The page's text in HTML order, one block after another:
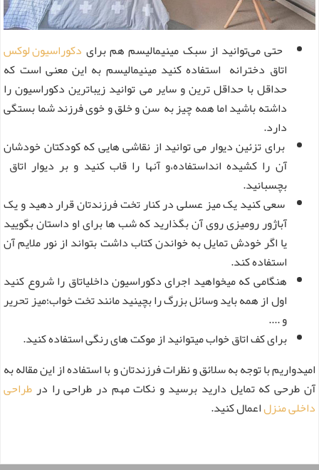
حتی می‌توانید از سبک مینیمالیسم هم برای دکوراسیون لوکس
اتاق دخترانه استفاده کنید مینیمالیسم به این معنی است که
حداقل با حداقل ترین و سایر می توانید زیباترین دکوراسیون را
داشته باشید اما همه چیز به سن و خلق و خوی فرزند شما بستگی
دارد.
برای تزئین دیوار می توانید از نقاشی هایی که کودکتان خودشان
آن را کشیده انداستفاده،و آنها را قاب کنید و بر دیوار اتاق
بچسبانید.
سعی کنید یک میز عسلی در کنار تخت فرزندتان قرار دهید و یک
آباژور رومیزی روی آن بگذارید که شب ها برای او داستان بگویید
یا اگر خودش تمایل به خواندن کتاب داشت بتواند از نور ملایم آن
استفاده کند.
هنگامی که میخواهید اجرای دکوراسیون داخلیاتاق را شروع کنید
اول از همه باید وسائل بزرگ را بچینید مانند تخت خواب؛میز تحریر
و ....
برای کف اتاق خواب میتوانید از موکت های رنگی استفاده کنید.
امیدواریم با توجه به سلائق و نظرات فرزندتان و با استفاده از این مقاله به
آن طرحی که تمایل دارید برسید و نکات مهم در طراحی را درطراحی
داخلی منزلاعمال کنید.